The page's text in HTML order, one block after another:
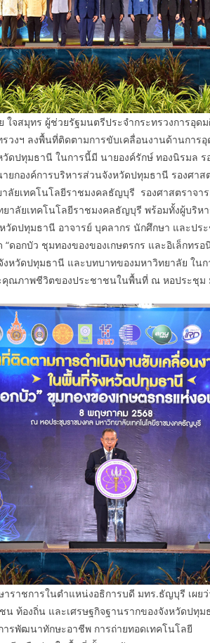
จสมุทร ผู้ช่วยรัฐมนตรีประจำกระทรวงการอุด
วงฯ ลงพื้นที่ติดตามการขับเคลื่อนงานด้านการ
ดปทุมธานี ในการนี้มี นายองค์รักษ์ ทองนิรมล
ยกองค์การบริหารส่วนจังหวัดปทุมธานี รองศา
ลัยเทคโนโลยีราชมงคลธัญบุรี รองศาสตราจา
าลัยเทคโนโลยีราชมงคลธัญบุรี พร้อมทั้งผู้บริห
วัดปทุมธานี อาจารย์ บุคลากร นักศึกษา และป
ดอกบัว ชุมทองของของเกษตรกร และอิเล็กทร
หวัดปทุมธานี และบทบาทของมหาวิทยาลัย ใน
คุณภาพชีวิตของประชาชนในพื้นที่ ณ หอประชุ
ราชการในตำแหน่งอธิการบดี มทร.ธัญบุรี เผ
น ท้องถิ่น และเศรษฐกิจฐานรากของจังหวัดปทุ
ารพัฒนาทักษะอาชีพ การถ่ายทอดเทคโนโลยี